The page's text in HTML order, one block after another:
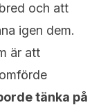
och att
igen dem.
är att
tänka på